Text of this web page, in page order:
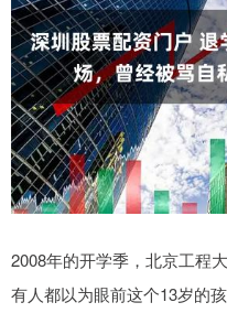
2008年的开学季，北京工程
有人都以为眼前这个13岁的